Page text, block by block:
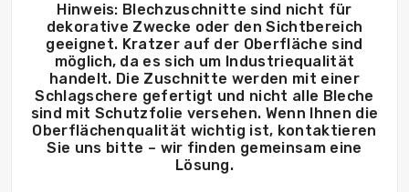
Hinweis: Blechzuschnitte sind nicht für
dekorative Zwecke oder den Sichtbereich
geeignet. Kratzer auf der Oberfläche sind
möglich, da es sich um Industriequalität
handelt. Die Zuschnitte werden mit einer
Schlagschere gefertigt und nicht alle Bleche
sind mit Schutzfolie versehen. Wenn Ihnen die
Oberflächenqualität wichtig ist, kontaktieren
Sie uns bitte – wir finden gemeinsam eine
Lösung.